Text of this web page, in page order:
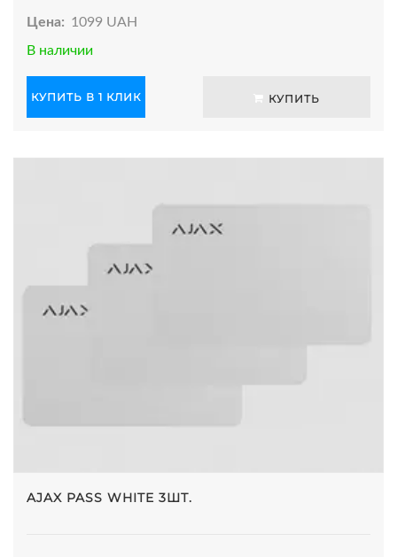
Цена: 1099 UAH
В наличии
КУПИТЬ В 1 КЛИК КУПИТЬ
AJAX PASS WHITE 3ШТ.